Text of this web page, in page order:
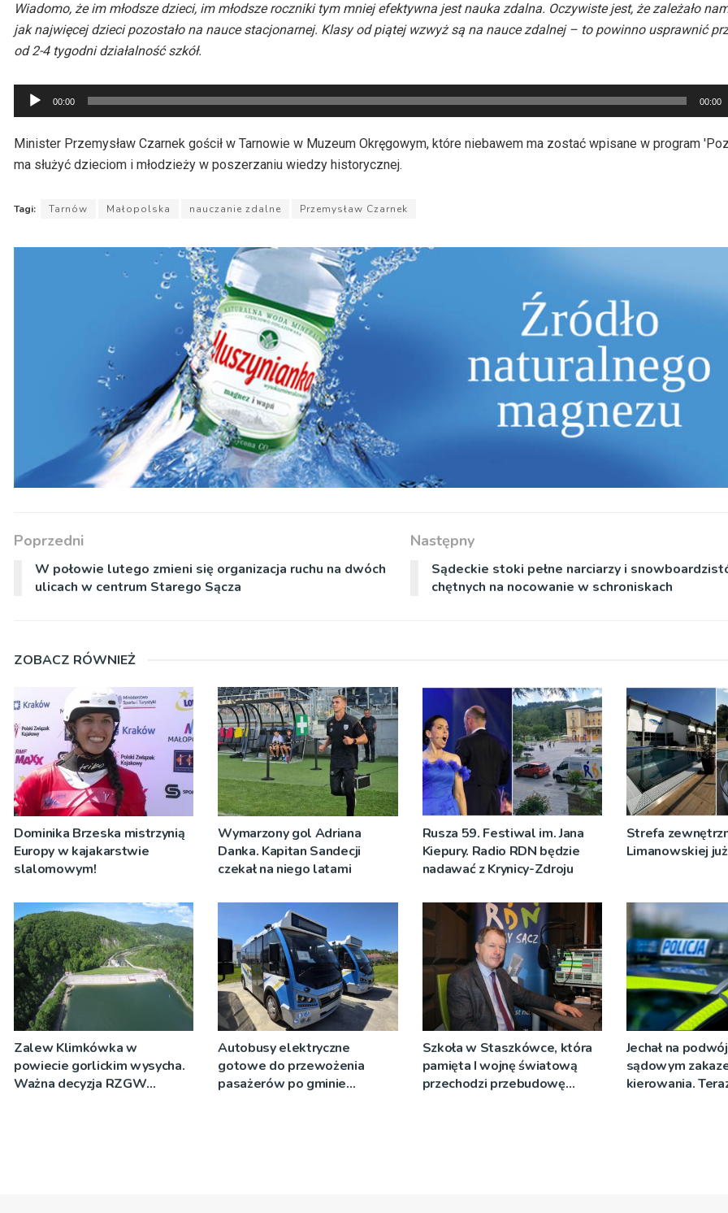
Wiadomo, że im młodsze dzieci, im młodsze roczniki tym mniej efektywna jest nauka zdalna. Oczywiste jest, że zależało
jak najwięcej dzieci pozostało na nauce stacjonarnej. Klasy od piątej wzwyż są na nauce zdalnej – to powinno usprawnić
od 2-4 tygodni działalność szkół.
Odtwarzacz
plików
dźwiękowych
00:00 00:00
Minister Przemysław Czarnek gościł w Tarnowie w Muzeum Okręgowym, które niebawem ma zostać wpisane w program
ma służyć dzieciom i młodzieży w poszerzaniu wiedzy historycznej.
Tagi: Tarnów Małopolska nauczanie zdalne Przemysław Czarnek
Poprzedni
W połowie lutego zmieni się organizacja ruchu na dwóch
ulicach w centrum Starego Sącza
Następny
Sądeckie stoki pełne narciarzy i
chętnych na nocowanie w schroniskach
ZOBACZ RÓWNIEŻ
Dominika Brzeska mistrzynią
Europy w kajakarstwie
slalomowym!
Wymarzony gol Adriana
Danka. Kapitan Sandecji
czekał na niego latami
Rusza 59. Festiwal im. Jana
Kiepury. Radio RDN będzie
nadawać z Krynicy-Zdroju
Strefa
Limanowskiej już
Zalew Klimkówka w
powiecie gorlickim wysycha.
Ważna decyzja RZGW
Autobusy elektryczne
gotowe do przewożenia
pasażerów po gminie
Szkoła w Staszkówce, która
pamięta I wojnę światową
przechodzi przebudowę
Jechał na
sądowym
kierowania.